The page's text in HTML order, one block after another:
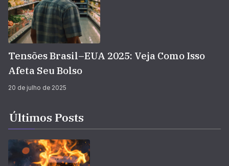
Tensões Brasil–EUA 2025: Veja Como Isso
Afeta Seu Bolso
20 de julho de 2025
Últimos Posts